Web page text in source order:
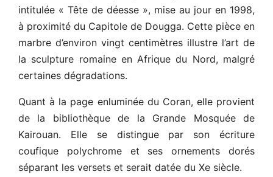
intitulée « Tête de déesse », mise au jour en 1998,
à proximité du Capitole de Dougga. Cette pièce en
marbre d’environ vingt centimètres illustre l’art de
la sculpture romaine en Afrique du Nord, malgré
certaines dégradations.
Quant à la page enluminée du Coran, elle provient
de la bibliothèque de la Grande Mosquée de
Kairouan. Elle se distingue par son écriture
coufique polychrome et ses ornements dorés
séparant les versets et serait datée du Xe siècle.